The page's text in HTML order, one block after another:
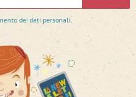
dei dati personali